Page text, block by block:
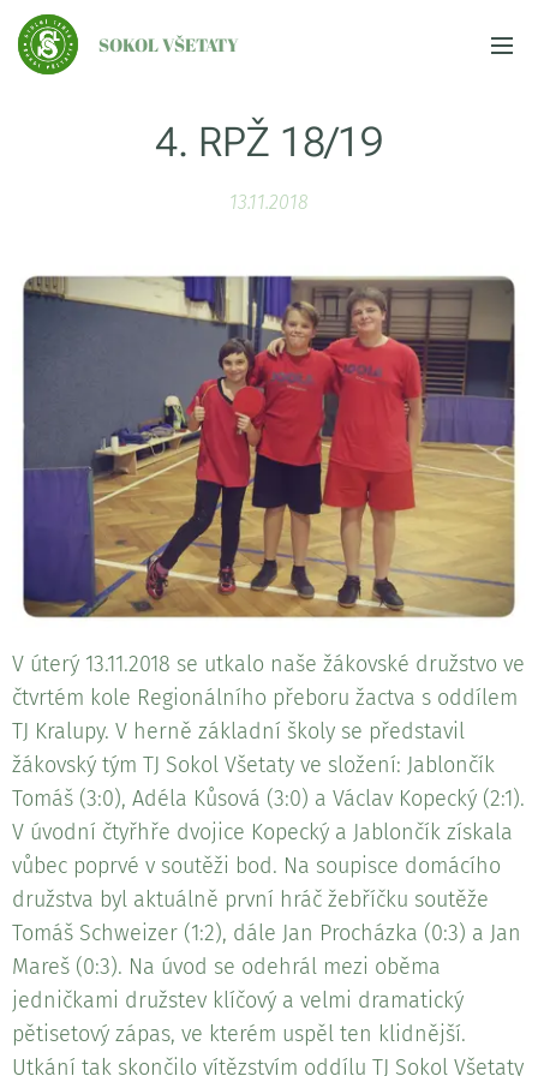
SOKOL VŠETATY
4. RPŽ 18/19
13.11.2018
V úterý 13.11.2018 se utkalo naše žákovské družstvo ve
čtvrtém kole Regionálního přeboru žactva s oddílem
TJ Kralupy. V herně základní školy se představil
žákovský tým TJ Sokol Všetaty ve složení: Jablončík
Tomáš (3:0), Adéla Kůsová (3:0) a Václav Kopecký (2:1).
V úvodní čtyřhře dvojice Kopecký a Jablončík získala
vůbec poprvé v soutěži bod. Na soupisce domácího
družstva byl aktuálně první hráč žebříčku soutěže
Tomáš Schweizer (1:2), dále Jan Procházka (0:3) a Jan
Mareš (0:3). Na úvod se odehrál mezi oběma
jedničkami družstev klíčový a velmi dramatický
pětisetový zápas, ve kterém uspěl ten klidnější.
Utkání tak skončilo vítězstvím oddílu TJ Sokol Všetaty